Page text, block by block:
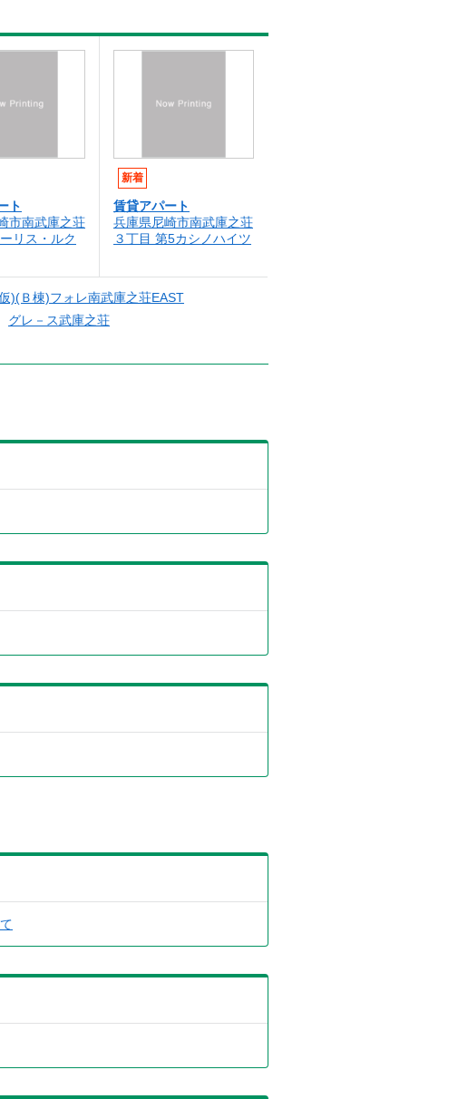
ト
市南武庫之荘
リス・ルク
新着
賃貸アパート
兵庫県尼崎市南武庫之荘
３丁目 第5カシノハイツ
)(Ｂ棟)フォレ南武庫之荘EAST
グレ－ス武庫之荘